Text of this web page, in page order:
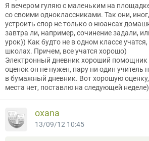
Я вечером гуляю с маленьким на
со своими одноклассниками. Так они,
устроить спор не только о нюансах
завтра ли, например, сочинение задали,
урок)) Как будто не в одном классе
школах. Причем, все учатся хорошо)
Электронный дневник хороший помощник
оценок он не нужен, пару ни один учитель
в бумажный дневник. Вот хорошую оценку,
места нет, поставлю на следующей
oxana
13/09/12 10:45